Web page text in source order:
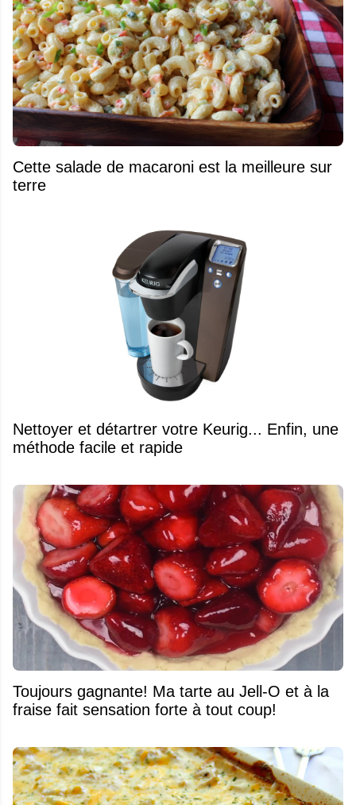
Cette salade de macaroni est la meilleure sur
terre
Nettoyer et détartrer votre Keurig... Enfin, une
méthode facile et rapide
Toujours gagnante! Ma tarte au Jell-O et à la
fraise fait sensation forte à tout coup!